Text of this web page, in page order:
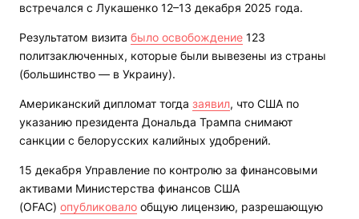
встречался с Лукашенко 12–13 декабря 2025 года.
Результатом визита было освобождение 123
политзаключенных, которые были вывезены из страны
(большинство — в Украину).
Американский дипломат тогда заявил, что США по
указанию президента Дональда Трампа снимают
санкции с белорусских калийных удобрений.
15 декабря Управление по контролю за финансовыми
активами Министерства финансов США
(OFAC) опубликовало общую лицензию, разрешающую